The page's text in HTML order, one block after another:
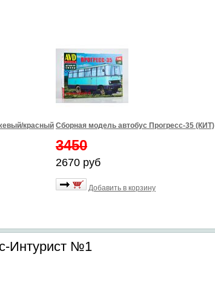
красный Сборная модель автобус Прогресс-35 (КИТ)
3450
2670 руб
Добавить в корзину
Интурист №1